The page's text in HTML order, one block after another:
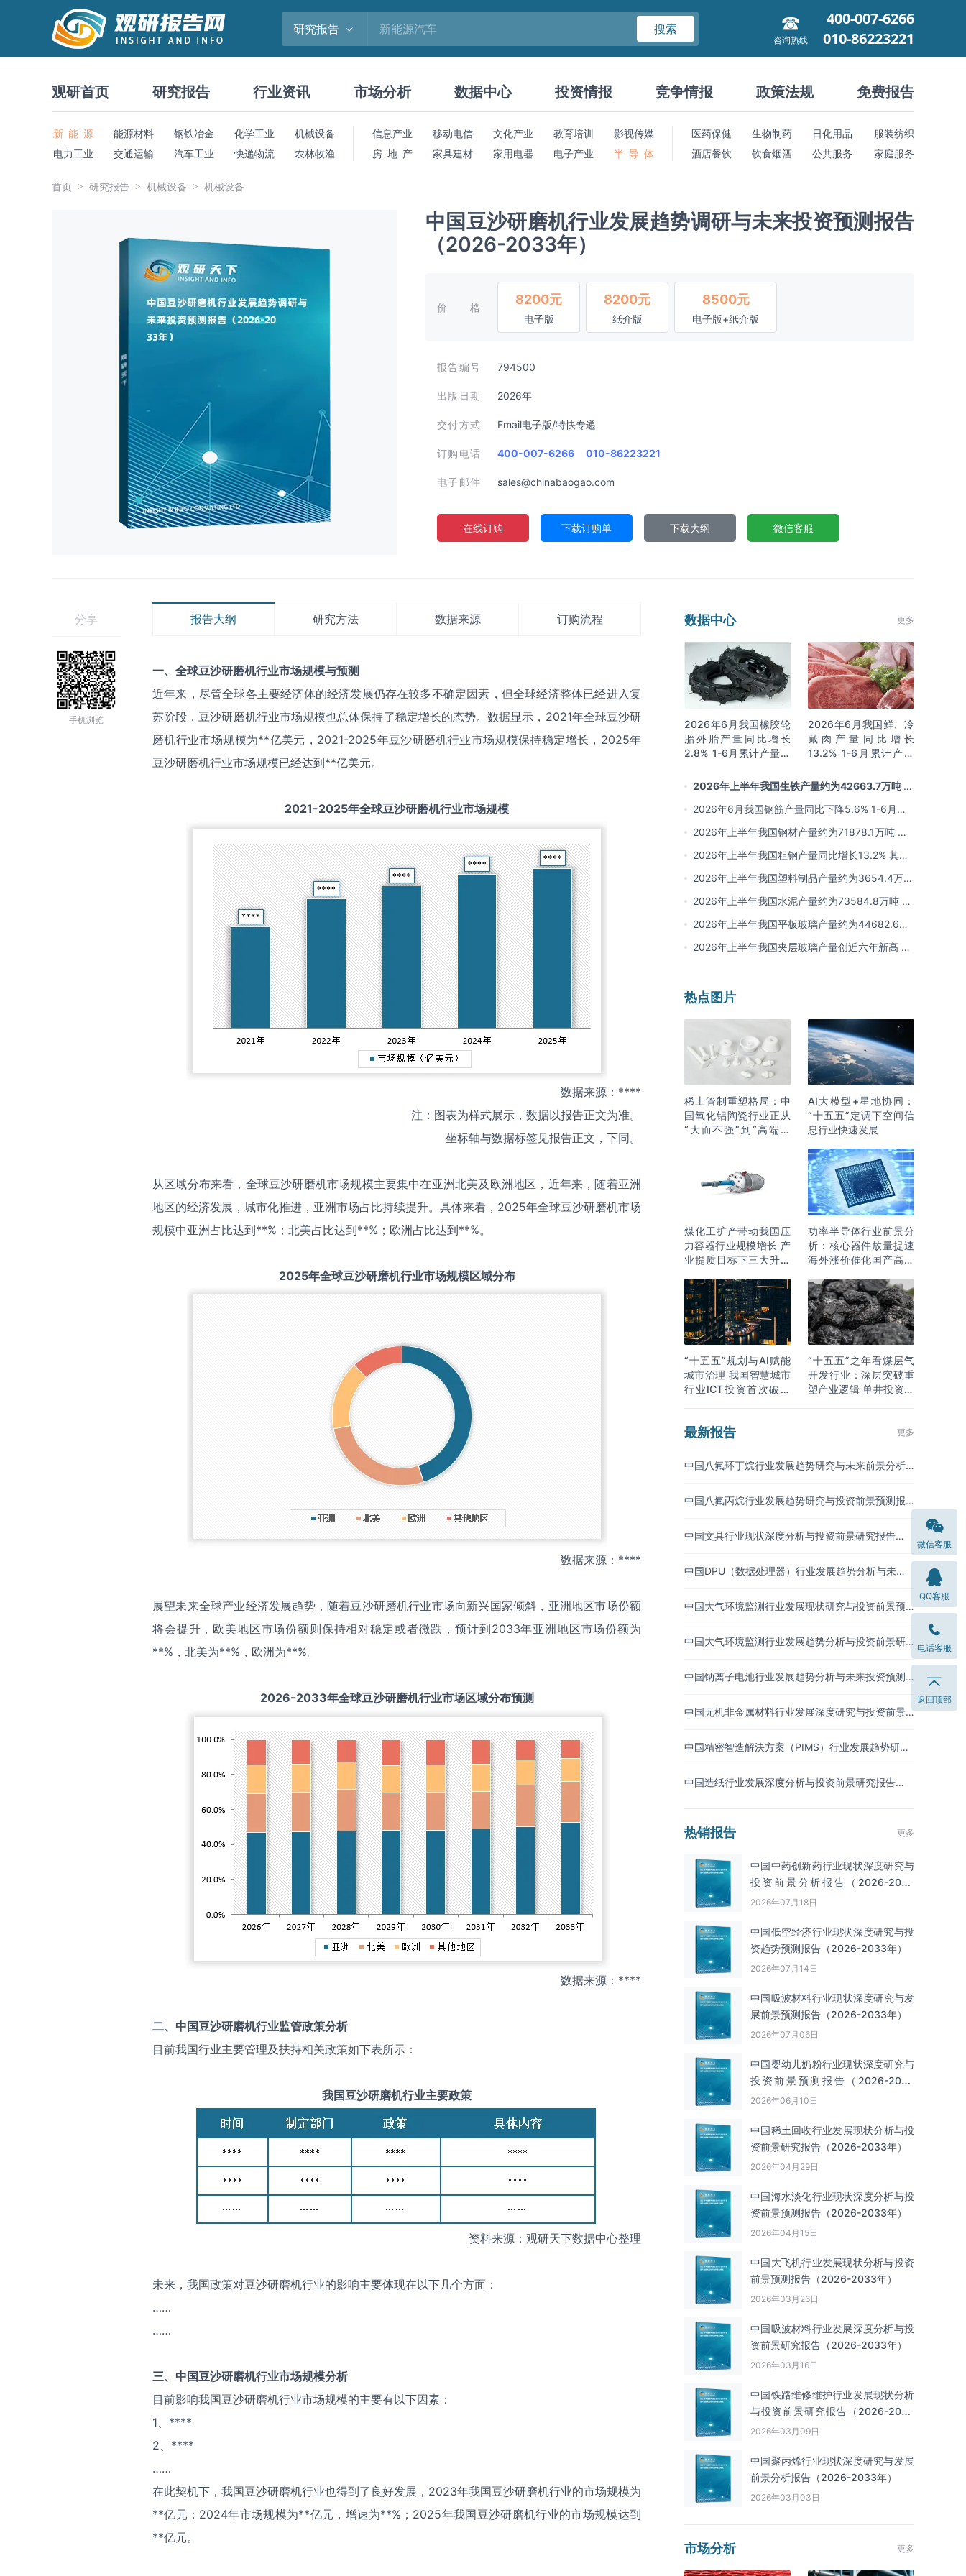
研究报告 搜索
咨询热线
400-007-6266
010-86223221
观研首页 研究报告 行业资讯 市场分析 数据中心 投资情报 竞争情报 政策法规 免费报告
新 能 源 能源材料 钢铁冶金 化学工业
机械设备
电力工业
交通运输 汽车工业 快递物流 农林牧渔
信息产业 移动电信 文化产业 教育培训
影视传媒
房 地 产
家具建材 家用电器 电子产业 半 导 体
医药保健 生物制药 日化用品
服装纺织
酒店餐饮
饮食烟酒 公共服务 家庭服务
首页 研究报告 机械设备 机械设备
中国豆沙研磨机行业发展趋势调研与未来投资预测报告
（2026-2033年）
价格
8200元
电子版
8200元
纸介版
8500元
电子版+纸介版
报告编号 794500
出版日期 2026年
交付方式 Email电子版/特快专递
订购电话 400-007-6266 010-86223221
电子邮件 sales@chinabaogao.com
在线订购 下载订购单 下载大纲 微信客服
分享
手机浏览
报告大纲 研究方法 数据来源 订购流程
一、全球豆沙研磨机行业市场规模与预测
近年来，尽管全球各主要经济体的经济发展仍存在较多不确定因素，但全球经济整体已经进入复
苏阶段，豆沙研磨机行业市场规模也总体保持了稳定增长的态势。数据显示，2021年全球豆沙研
磨机行业市场规模为**亿美元，2021-2025年豆沙研磨机行业市场规模保持稳定增长，2025年
豆沙研磨机行业市场规模已经达到**亿美元。
2021-2025年全球豆沙研磨机行业市场规模
数据来源：****
注：图表为样式展示，数据以报告正文为准。
坐标轴与数据标签见报告正文，下同。
从区域分布来看，全球豆沙研磨机市场规模主要集中在亚洲北美及欧洲地区，近年来，随着亚洲
地区的经济发展，城市化推进，亚洲市场占比持续提升。具体来看，2025年全球豆沙研磨机市场
规模中亚洲占比达到**%；北美占比达到**%；欧洲占比达到**%。
2025年全球豆沙研磨机行业市场规模区域分布
数据来源：****
展望未来全球产业经济发展趋势，随着豆沙研磨机行业市场向新兴国家倾斜，亚洲地区市场份额
将会提升，欧美地区市场份额则保持相对稳定或者微跌，预计到2033年亚洲地区市场份额为
**%，北美为**%，欧洲为**%。
2026-2033年全球豆沙研磨机行业市场区域分布预测
数据来源：****
二、中国豆沙研磨机行业监管政策分析
目前我国行业主要管理及扶持相关政策如下表所示：
我国豆沙研磨机行业主要政策
资料来源：观研天下数据中心整理
未来，我国政策对豆沙研磨机行业的影响主要体现在以下几个方面：
……
……
三、中国豆沙研磨机行业市场规模分析
目前影响我国豆沙研磨机行业市场规模的主要有以下因素：
1、****
2、****
……
在此契机下，我国豆沙研磨机行业也得到了良好发展，2023年我国豆沙研磨机行业的市场规模为
**亿元；2024年市场规模为**亿元，增速为**%；2025年我国豆沙研磨机行业的市场规模达到
**亿元。
数据中心 更多
2026年6月我国橡胶轮
胎外胎产量同比增长
2.8% 1-6月累计产量同
2026年6月我国鲜、冷
藏肉产量同比增长
13.2% 1-6月累计产量
2026年上半年我国生铁产量约为42663.7万吨 同
比下降2.8% 其中河北产量占比22.7%排名第一
2026年6月我国钢筋产量同比下降5.6% 1-6月累
计产量同比下降10.7%
2026年上半年我国钢材产量约为71878.1万吨 同
比下降0.9% 其中河北以超亿吨产量排名第一
2026年上半年我国粗钢产量同比增长13.2% 其中
河北产量占比21.5%位居首位
2026年上半年我国塑料制品产量约为3654.4万吨
其中江苏、浙江产量分别占比18.9%、16.0%
2026年上半年我国水泥产量约为73584.8万吨 同
比下降8% 其中广东、浙江和安徽分别排名前三
2026年上半年我国平板玻璃产量约为44682.6万
重量箱 同比下降5.7% 其中河北产量最多 占比
2026年上半年我国夹层玻璃产量创近六年新高 约
热点图片
稀土管制重塑格局：中
国氧化铝陶瓷行业正从
“大而不强”到“高端突
AI大模型+星地协同：
“十五五”定调下空间信
息行业快速发展
煤化工扩产带动我国压
力容器行业规模增长 产
业提质目标下三大升级
功率半导体行业前景分
析：核心器件放量提速
海外涨价催化国产高端
“十五五”规划与AI赋能
城市治理 我国智慧城市
行业ICT投资首次破万
“十五五”之年看煤层气
开发行业：深层突破重
塑产业逻辑 单井投资成
最新报告 更多
中国八氟环丁烷行业发展趋势研究与未来前景分析
中国八氟丙烷行业发展趋势研究与投资前景预测报
中国文具行业现状深度分析与投资前景研究报告
中国DPU（数据处理器）行业发展趋势分析与未来
中国大气环境监测行业发展现状研究与投资前景预
中国大气环境监测行业发展趋势分析与投资前景研
中国钠离子电池行业发展趋势分析与未来投资预测
中国无机非金属材料行业发展深度研究与投资前景
中国精密智造解決方案（PIMS）行业发展趋势研究
中国造纸行业发展深度分析与投资前景研究报告
热销报告 更多
中国中药创新药行业现状深度研究与
投资前景分析报告（2026-2033
年）
2026年07月18日
中国低空经济行业现状深度研究与投
资趋势预测报告（2026-2033年）
2026年07月14日
中国吸波材料‌‌‌行业现状深度研究与发
展前景预测报告（2026-2033年）
2026年07月06日
中国婴幼儿奶粉行业现状深度研究与
投资前景预测报告（2026-2033
年）
2026年06月10日
中国‌‌稀土回收‌‌行业发展现状分析与投
资前景研究报告（2026-2033年）
2026年04月29日
中国海水淡化行业现状深度分析与投
资前景预测报告（2026-2033年）
2026年04月15日
中国大飞机行业发展现状分析与投资
前景预测报告（2026-2033年）
2026年03月26日
中国吸波材料行业发展深度分析与投
资前景研究报告（2026-2033年）
2026年03月16日
中国铁路维修维护行业发展现状分析
与投资前景研究报告（2026-2033
年）
2026年03月09日
中国聚丙烯行业现状深度研究与发展
前景分析报告（2026-2033年）
2026年03月03日
市场分析 更多
微信客服
QQ客服
电话客服
返回顶部